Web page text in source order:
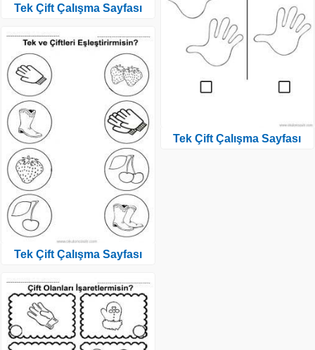
Tek Çift Çalışma Sayfası
Tek Çift Çalışma Sayfası
Tek Çift Çalışma Sayfası